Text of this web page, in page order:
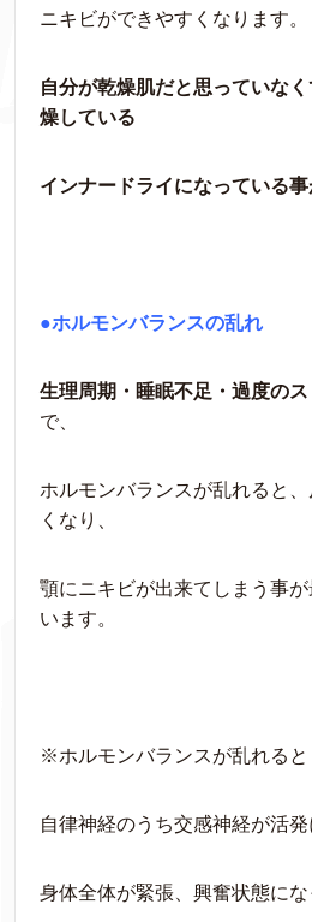
ニキビができやすくなります。
自分が乾燥肌だと思っていな
燥している
インナードライになっている事
●ホルモンバランスの乱れ
生理周期・睡眠不足・過度のス
で、
ホルモンバランスが乱れると
くなり、
顎にニキビが出来てしまう事
います。
※ホルモンバランスが乱れると
自律神経のうち交感神経が活発
身体全体が緊張、興奮状態にな